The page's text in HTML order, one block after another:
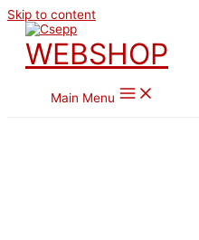
Skip to content
WEBSHOP
Main Menu